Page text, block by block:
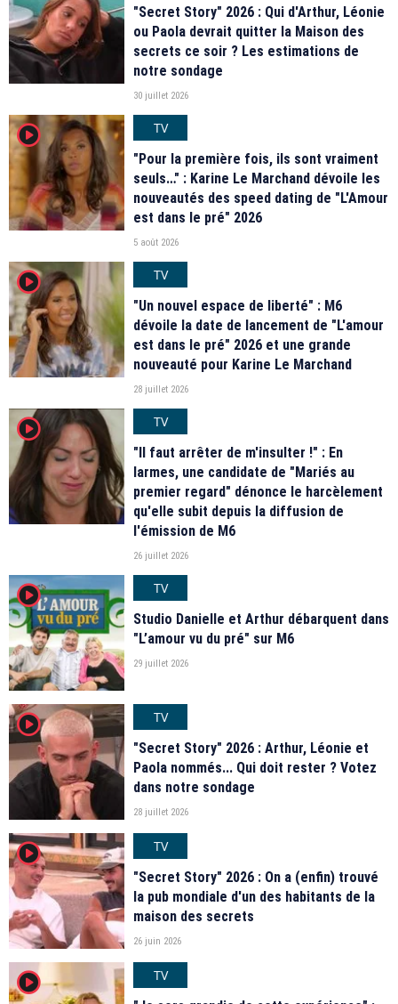
"Secret Story" 2026 : Qui d'Arthur, Léonie
ou Paola devrait quitter la Maison des
secrets ce soir ? Les estimations de
notre sondage
30 juillet 2026
player2
TV
"Pour la première fois, ils sont vraiment
seuls…" : Karine Le Marchand dévoile les
nouveautés des speed dating de "L'Amour
est dans le pré" 2026
5 août 2026
player2
TV
"Un nouvel espace de liberté" : M6
dévoile la date de lancement de "L'amour
est dans le pré" 2026 et une grande
nouveauté pour Karine Le Marchand
28 juillet 2026
player2
TV
"Il faut arrêter de m'insulter !" : En
larmes, une candidate de "Mariés au
premier regard" dénonce le harcèlement
qu'elle subit depuis la diffusion de
l'émission de M6
26 juillet 2026
player2
TV
Studio Danielle et Arthur débarquent dans
"L’amour vu du pré" sur M6
29 juillet 2026
player2
TV
"Secret Story" 2026 : Arthur, Léonie et
Paola nommés... Qui doit rester ? Votez
dans notre sondage
28 juillet 2026
player2
TV
"Secret Story" 2026 : On a (enfin) trouvé
la pub mondiale d'un des habitants de la
maison des secrets
26 juin 2026
player2
TV